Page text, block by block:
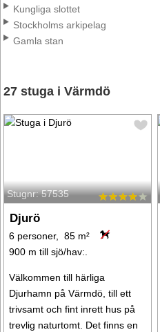
Kungliga slottet
Stockholms arkipelag
Gamla stan
27 stuga i Värmdö
Stugnr: 57535
Djurö
6 personer, 85 m²
900 m till sjö/hav:.
Välkommen till härliga
Djurhamn på Värmdö, till ett
trivsamt och fint inrett hus på
trevlig naturtomt. Det finns en